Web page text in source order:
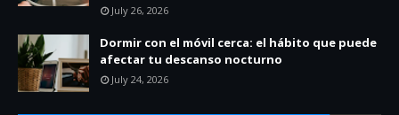
July 26, 2026
Dormir con el móvil cerca: el hábito que puede
afectar tu descanso nocturno
July 24, 2026